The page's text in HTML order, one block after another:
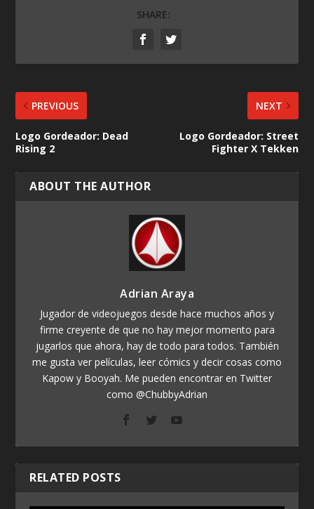
SHARE:
PREVIOUS
Logo Gordeador: Dead
Rising 2
NEXT
Logo Gordeador: Street
Fighter X Tekken
ABOUT THE AUTHOR
Adrian Araya
Jugador de videojuegos desde hace muchos años y
firme creyente de que no hay mejor momento para
jugarlos que ahora, hay de todo para todos. También
me gusta ver películas, leer cómics y decir cosas como
Kapow y Booyah. Me pueden encontrar en Twitter
como @ChubbyAdrian
RELATED POSTS